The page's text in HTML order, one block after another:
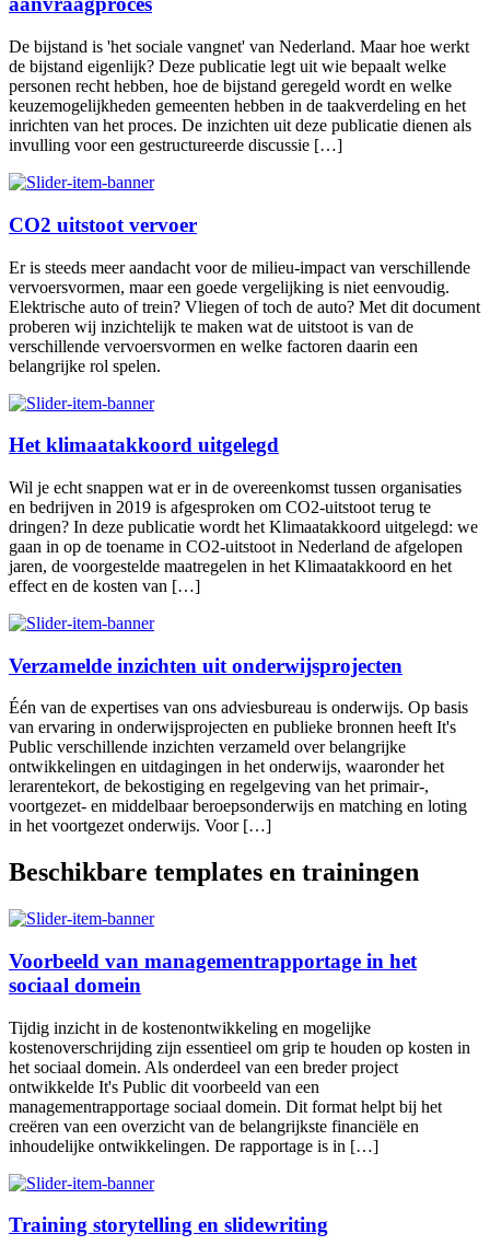
De bijstand is 'het sociale vangnet' van Nederland. Maar hoe werkt
de bijstand eigenlijk? Deze publicatie legt uit wie bepaalt welke
personen recht hebben, hoe de bijstand geregeld wordt en welke
keuzemogelijkheden gemeenten hebben in de taakverdeling en het
inrichten van het proces. De inzichten uit deze publicatie dienen als
invulling voor een gestructureerde discussie […]
CO2 uitstoot vervoer
Er is steeds meer aandacht voor de milieu-impact van verschillende
vervoersvormen, maar een goede vergelijking is niet eenvoudig.
Elektrische auto of trein? Vliegen of toch de auto? Met dit document
proberen wij inzichtelijk te maken wat de uitstoot is van de
verschillende vervoersvormen en welke factoren daarin een
belangrijke rol spelen.
Het klimaatakkoord uitgelegd
Wil je echt snappen wat er in de overeenkomst tussen organisaties
en bedrijven in 2019 is afgesproken om CO2-uitstoot terug te
dringen? In deze publicatie wordt het Klimaatakkoord uitgelegd: we
gaan in op de toename in CO2-uitstoot in Nederland de afgelopen
jaren, de voorgestelde maatregelen in het Klimaatakkoord en het
effect en de kosten van […]
Verzamelde inzichten uit onderwijsprojecten
Één van de expertises van ons adviesbureau is onderwijs. Op basis
van ervaring in onderwijsprojecten en publieke bronnen heeft It's
Public verschillende inzichten verzameld over belangrijke
ontwikkelingen en uitdagingen in het onderwijs, waaronder het
lerarentekort, de bekostiging en regelgeving van het primair-,
voortgezet- en middelbaar beroepsonderwijs en matching en loting
in het voortgezet onderwijs. Voor […]
Beschikbare templates en trainingen
Voorbeeld van managementrapportage in het
sociaal domein
Tijdig inzicht in de kostenontwikkeling en mogelijke
kostenoverschrijding zijn essentieel om grip te houden op kosten in
het sociaal domein. Als onderdeel van een breder project
ontwikkelde It's Public dit voorbeeld van een
managementrapportage sociaal domein. Dit format helpt bij het
creëren van een overzicht van de belangrijkste financiële en
inhoudelijke ontwikkelingen. De rapportage is in […]
Training storytelling en slidewriting